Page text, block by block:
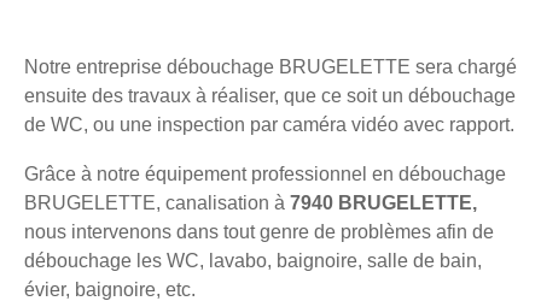
Notre entreprise débouchage BRUGELETTE sera chargé
ensuite des travaux à réaliser, que ce soit un débouchage
de WC, ou une inspection par caméra vidéo avec rapport.
Grâce à notre équipement professionnel en débouchage
BRUGELETTE, canalisation à 7940 BRUGELETTE,
nous intervenons dans tout genre de problèmes afin de
débouchage les WC, lavabo, baignoire, salle de bain,
évier, baignoire, etc.